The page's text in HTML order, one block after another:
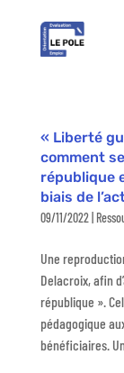
« Liberté
comment
république
biais de
09/11/2022|
Une
Delacroix, afin
république ».
pédagogique
bénéficiaires.